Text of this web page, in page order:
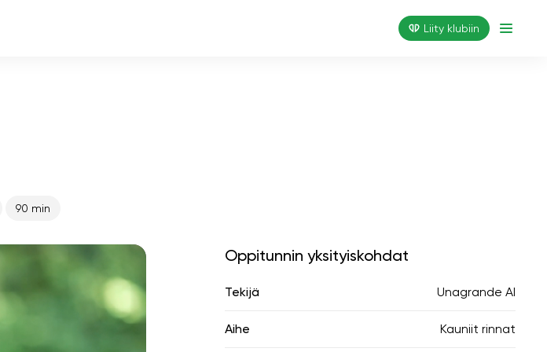
Liity klubiin
90 min
01:44
Oppitunnin yksityiskohdat
Tekijä Unagrande AI
Aihe Kauniit rinnat